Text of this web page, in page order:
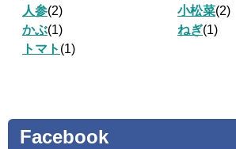
人参(2) 小松菜(2)
かぶ(1) ねぎ(1)
トマト (1)
Facebook